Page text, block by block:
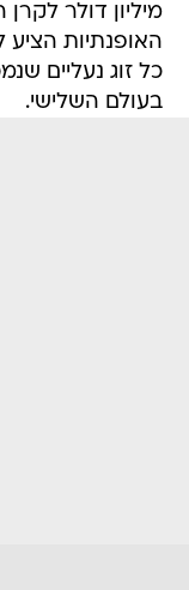
מיליון דולר
האופנתיות
בעולם השלישי.